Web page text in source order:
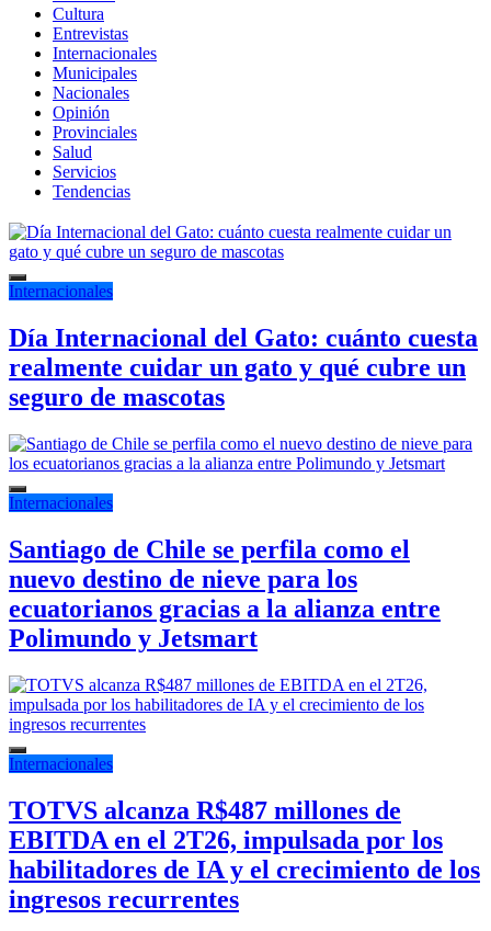
Cultura
Entrevistas
Internacionales
Municipales
Nacionales
Opinión
Provinciales
Salud
Servicios
Tendencias
Internacionales
Día Internacional del Gato: cuánto cuesta
realmente cuidar un gato y qué cubre un
seguro de mascotas
Internacionales
Santiago de Chile se perfila como el
nuevo destino de nieve para los
ecuatorianos gracias a la alianza entre
Polimundo y Jetsmart
Internacionales
TOTVS alcanza R$487 millones de
EBITDA en el 2T26, impulsada por los
habilitadores de IA y el crecimiento de los
ingresos recurrentes